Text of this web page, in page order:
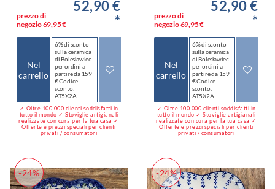
prezzo di
negozio69,95 €
52,90 €
*
Nel
carrello
6% di sconto
sulla ceramica
di Bolesławiec
per ordini a
partire da 159
€ Codice
sconto:
AT5X2A
✓ Oltre 100.000 clienti soddisfatti in
tutto il mondo ✓ Stoviglie artigianali
realizzate con cura per la tua casa ✓
Offerte e prezzi speciali per clienti
privati / consumatori
prezzo di
negozio69,95 €
52,90 €
*
Nel
carrello
6% di sconto
sulla ceramica
di Bolesławiec
per ordini a
partire da 159
€ Codice
sconto:
AT5X2A
✓ Oltre 100.000 clienti soddisfatti in
tutto il mondo ✓ Stoviglie artigianali
realizzate con cura per la tua casa ✓
Offerte e prezzi speciali per clienti
privati / consumatori
-24% -24%